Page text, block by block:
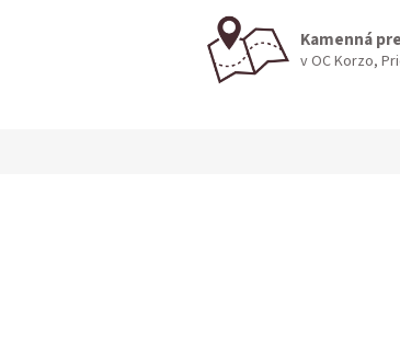
Kamenná
v OC Korzo,